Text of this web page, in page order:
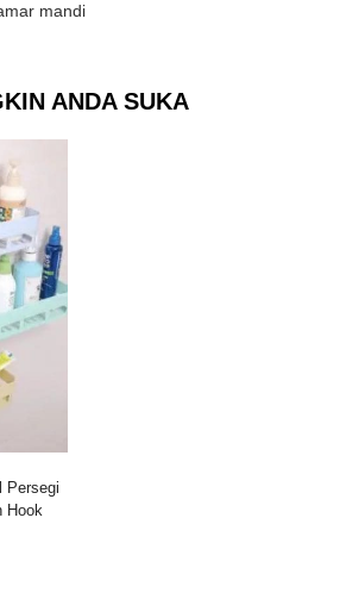
mandi
ANDA SUKA
Persegi
Hook